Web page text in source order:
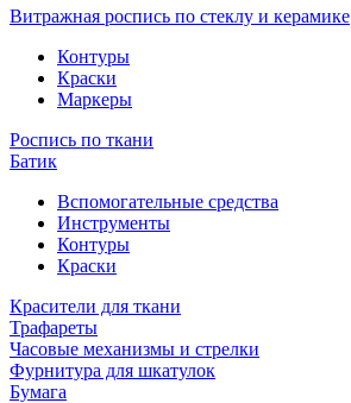
Витражная роспись по стеклу и керамике
Контуры
Краски
Маркеры
Роспись по ткани
Батик
Вспомогательные средства
Инструменты
Контуры
Краски
Красители для ткани
Трафареты
Часовые механизмы и стрелки
Фурнитура для шкатулок
Бумага